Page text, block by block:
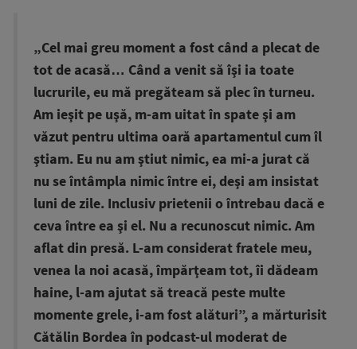
„Cel mai greu moment a fost când a plecat de
tot de acasă… Când a venit să îşi ia toate
lucrurile, eu mă pregăteam să plec în turneu.
Am ieşit pe uşă, m-am uitat în spate şi am
văzut pentru ultima oară apartamentul cum îl
ştiam. Eu nu am ştiut nimic, ea mi-a jurat că
nu se întâmpla nimic între ei, deşi am insistat
luni de zile. Inclusiv prietenii o întrebau dacă e
ceva între ea şi el. Nu a recunoscut nimic. Am
aflat din presă. L-am considerat fratele meu,
venea la noi acasă, împărţeam tot, îi dădeam
haine, l-am ajutat să treacă peste multe
momente grele, i-am fost alături”, a mărturisit
Cătălin Bordea în podcast-ul moderat de